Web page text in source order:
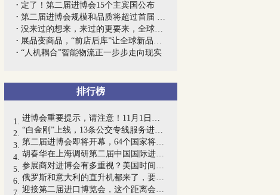
定了！第二届进博会15个主宾国公布
第二届进博会规模和品质将超过首届 展览...
没来过的想来，来过的更要来，全球各个角...
展品变商品，“前店后库”让全球新品更快...
“人机耦合”智能物流正一步步走向现实
排行榜
进博会重要提示，请注意！11月1日至10日...
“白金刚”上线，13条公交专线服务进博会
第二届进博会即将开幕，64个国家将参加国...
胡春华在上海调研第二届中国国际进口博览...
参展商对进博会有多重视？美国时间晚上10...
俄罗斯和意大利的直升机都来了，要在进博...
迎接第二届进口博览会，这个距离会场最近...